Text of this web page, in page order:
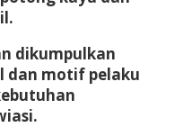
dikumpulkan
dan motif pelaku